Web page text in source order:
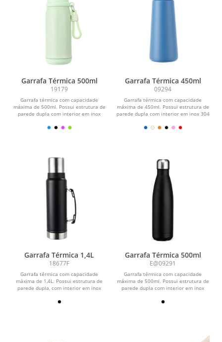
Garrafa Térmica 500ml
19179
Garrafa térmica com capacidade
máxima de 500ml. Possui estrutura de
parede dupla com interior em inox
Garrafa Térmica 450ml
09294
Garrafa térmica com capacidade
máxima de 450ml. Possui estrutura de
parede dupla com interior em inox 304
Garrafa Térmica 1,4L
18677F
Garrafa térmica com capacidade
máxima de 1,4L. Possui estrutura de
parede dupla, com interior em inox
Garrafa Térmica 500ml
E@09291
Garrafa térmica com capacidade
máxima de 500ml. Possui estrutura de
parede dupla com interior em inox